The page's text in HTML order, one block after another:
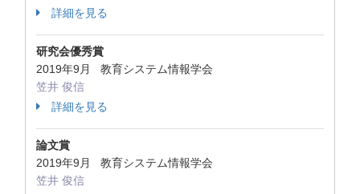
詳細を見る
研究会優秀賞
2019年9月 教育システム情報学会
笠井 俊信
詳細を見る
論文賞
2019年9月 教育システム情報学会
笠井 俊信